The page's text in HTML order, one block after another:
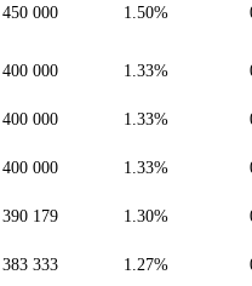
450 000 1.50%
400 000 1.33%
400 000 1.33%
400 000 1.33%
390 179 1.30%
383 333 1.27%